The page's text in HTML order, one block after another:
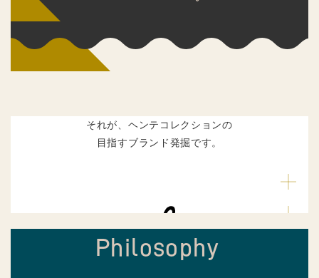
それが、ヘンテコレクションの
目指すブランド発掘です。
Philosophy